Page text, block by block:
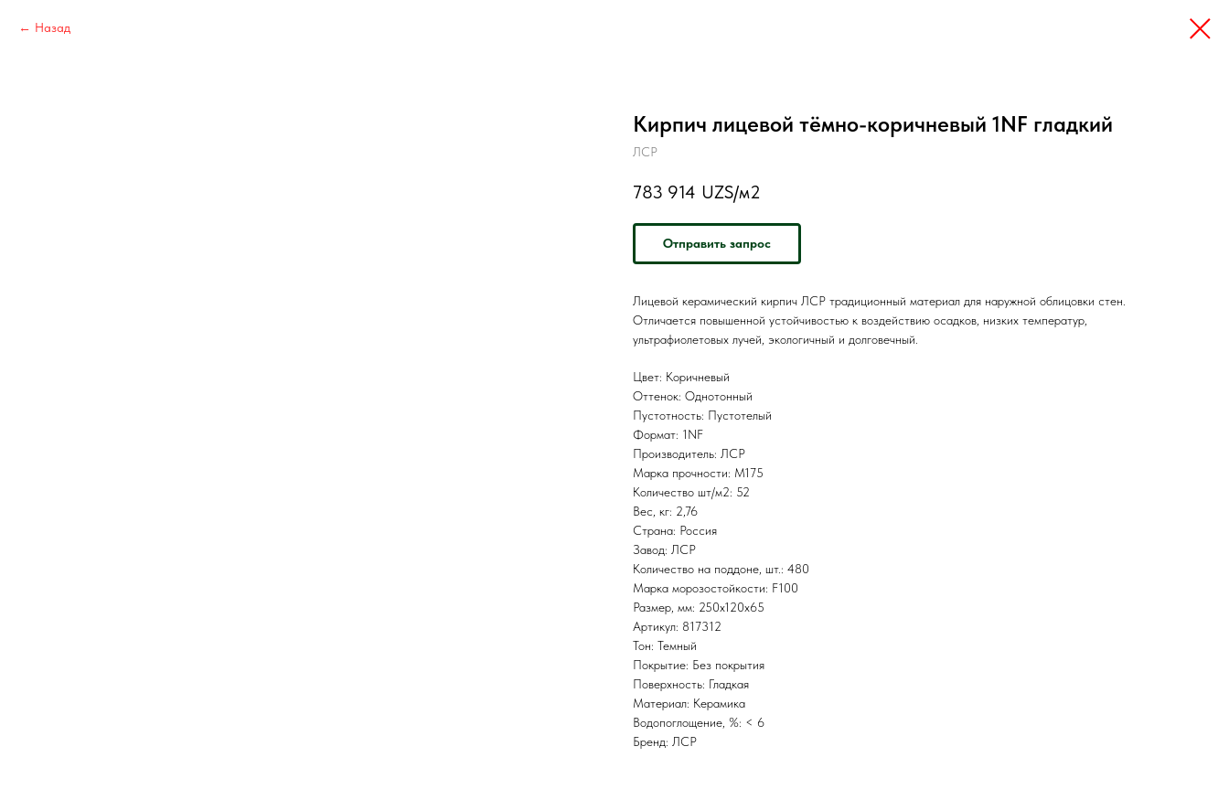
Назад
Кирпич лицевой тёмно-коричневый 1NF гладкий
ЛСР
783 914 UZS/м2
Отправить запрос
Лицевой керамический кирпич ЛСР традиционный материал для наружной облицовки стен.
Отличается повышенной устойчивостью к воздействию осадков, низких температур,
ультрафиолетовых лучей, экологичный и долговечный.
Цвет: Коричневый
Оттенок: Однотонный
Пустотность: Пустотелый
Формат: 1NF
Производитель: ЛСР
Марка прочности: M175
Количество шт/м2: 52
Вес, кг: 2,76
Страна: Россия
Завод: ЛСР
Количество на поддоне, шт.: 480
Марка морозостойкости: F100
Размер, мм: 250х120х65
Артикул: 817312
Тон: Темный
Покрытие: Без покрытия
Поверхность: Гладкая
Материал: Керамика
Водопоглощение, %: < 6
Бренд: ЛСР